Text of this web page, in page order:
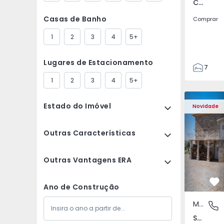
Casas de Banho
1 2 3 4 5+
Lugares de Estacionamento
1 2 3 4 5+
Estado do Imóvel
Outras Características
Outras Vantagens ERA
Ano de Construção
Currelos, Papízios e Sobral, Viseu
Comprar
7
122
186
2673
1
Novidade
Moradia T4 Sabugal,
Moradia
Souto,
Moradia
Souto, Guarda